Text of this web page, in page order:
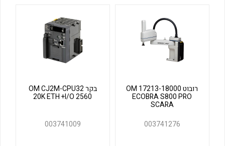
לכל מוצרי היצרן לכל מוצרי היצרן
רובוט OM 17213-18000
ECOBRA S800 PRO
SCARA
003741276
בקר OM CJ2M-CPU32
20K ETH +I/O 2560
003741009